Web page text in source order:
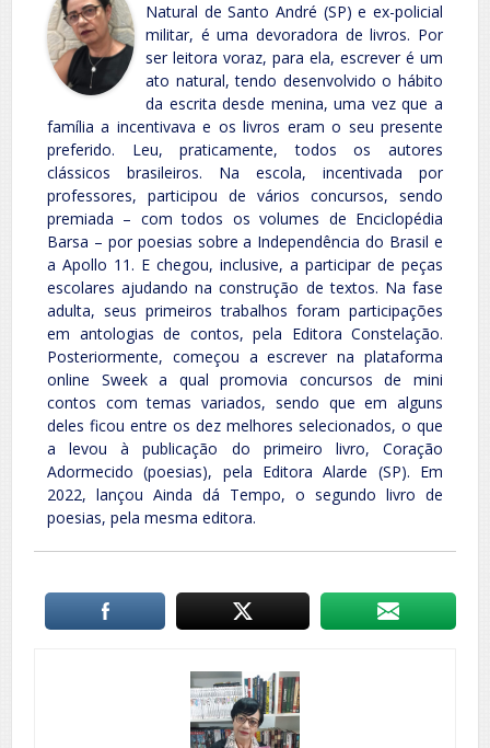
Natural de Santo André (SP) e ex-policial
militar, é uma devoradora de livros. Por
ser leitora voraz, para ela, escrever é um
ato natural, tendo desenvolvido o hábito
da escrita desde menina, uma vez que a
família a incentivava e os livros eram o seu presente
preferido. Leu, praticamente, todos os autores
clássicos brasileiros. Na escola, incentivada por
professores, participou de vários concursos, sendo
premiada – com todos os volumes de Enciclopédia
Barsa – por poesias sobre a Independência do Brasil e
a Apollo 11. E chegou, inclusive, a participar de peças
escolares ajudando na construção de textos. Na fase
adulta, seus primeiros trabalhos foram participações
em antologias de contos, pela Editora Constelação.
Posteriormente, começou a escrever na plataforma
online Sweek a qual promovia concursos de mini
contos com temas variados, sendo que em alguns
deles ficou entre os dez melhores selecionados, o que
a levou à publicação do primeiro livro, Coração
Adormecido (poesias), pela Editora Alarde (SP). Em
2022, lançou Ainda dá Tempo, o segundo livro de
poesias, pela mesma editora.